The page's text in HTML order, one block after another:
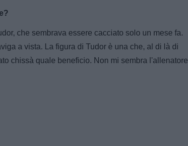
che sembrava essere cacciato solo un mese fa.
a vista. La figura di Tudor è una che, al di là di
chissà quale beneficio. Non mi sembra l'allenatore